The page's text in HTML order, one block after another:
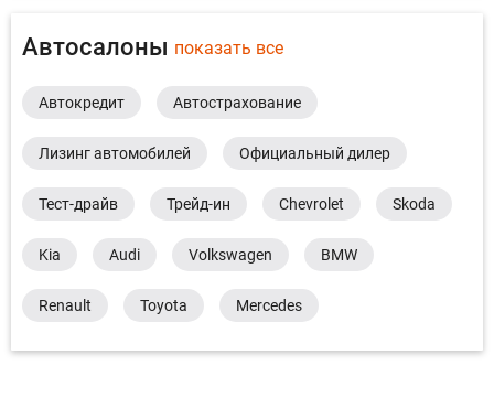
Автосалоны показать все
Автокредит Автострахование
Лизинг автомобилей Официальный дилер
Тест-драйв Трейд-ин Chevrolet Skoda
Kia Audi Volkswagen BMW
Renault Toyota Mercedes